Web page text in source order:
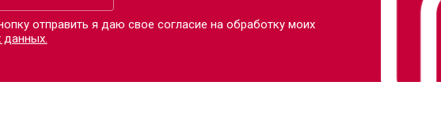
отправить я даю свое согласие на обработку моих
данных.